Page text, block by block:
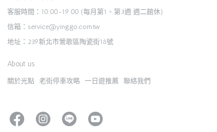
客服時間：10:00-19:00 (每月第1、第3週 週二館休)
信箱：service@yinggo.com.tw
地址：239新北市鶯歌區陶瓷街18號
About us
關於光點 老街停車攻略 一日遊推薦 聯絡我們